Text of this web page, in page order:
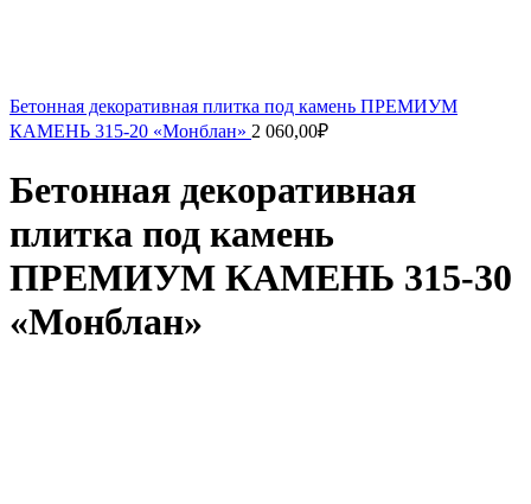
Бетонная декоративная плитка под камень ПРЕМИУМ
КАМЕНЬ 315-20 «Монблан» 2 060,00₽
Бетонная декоративная
плитка под камень
ПРЕМИУМ КАМЕНЬ 315-30
«Монблан»